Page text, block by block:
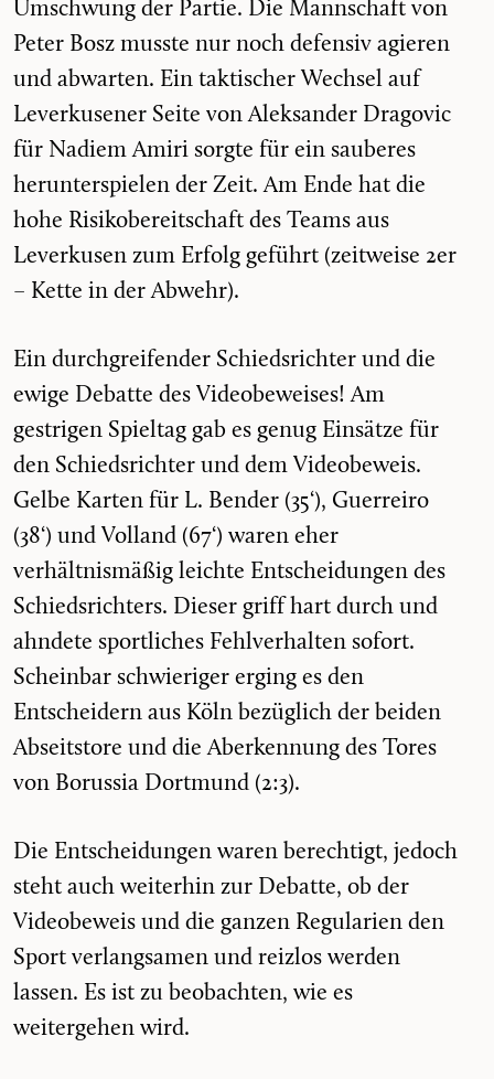
Umschwung der Partie. Die Mannschaft von
Peter Bosz musste nur noch defensiv agieren
und abwarten. Ein taktischer Wechsel auf
Leverkusener Seite von Aleksander Dragovic
für Nadiem Amiri sorgte für ein sauberes
herunterspielen der Zeit. Am Ende hat die
hohe Risikobereitschaft des Teams aus
Leverkusen zum Erfolg geführt (zeitweise 2er
– Kette in der Abwehr).
Ein durchgreifender Schiedsrichter und die
ewige Debatte des Videobeweises! Am
gestrigen Spieltag gab es genug Einsätze für
den Schiedsrichter und dem Videobeweis.
Gelbe Karten für L. Bender (35‘), Guerreiro
(38‘) und Volland (67‘) waren eher
verhältnismäßig leichte Entscheidungen des
Schiedsrichters. Dieser griff hart durch und
ahndete sportliches Fehlverhalten sofort.
Scheinbar schwieriger erging es den
Entscheidern aus Köln bezüglich der beiden
Abseitstore und die Aberkennung des Tores
von Borussia Dortmund (2:3).
Die Entscheidungen waren berechtigt, jedoch
steht auch weiterhin zur Debatte, ob der
Videobeweis und die ganzen Regularien den
Sport verlangsamen und reizlos werden
lassen. Es ist zu beobachten, wie es
weitergehen wird.